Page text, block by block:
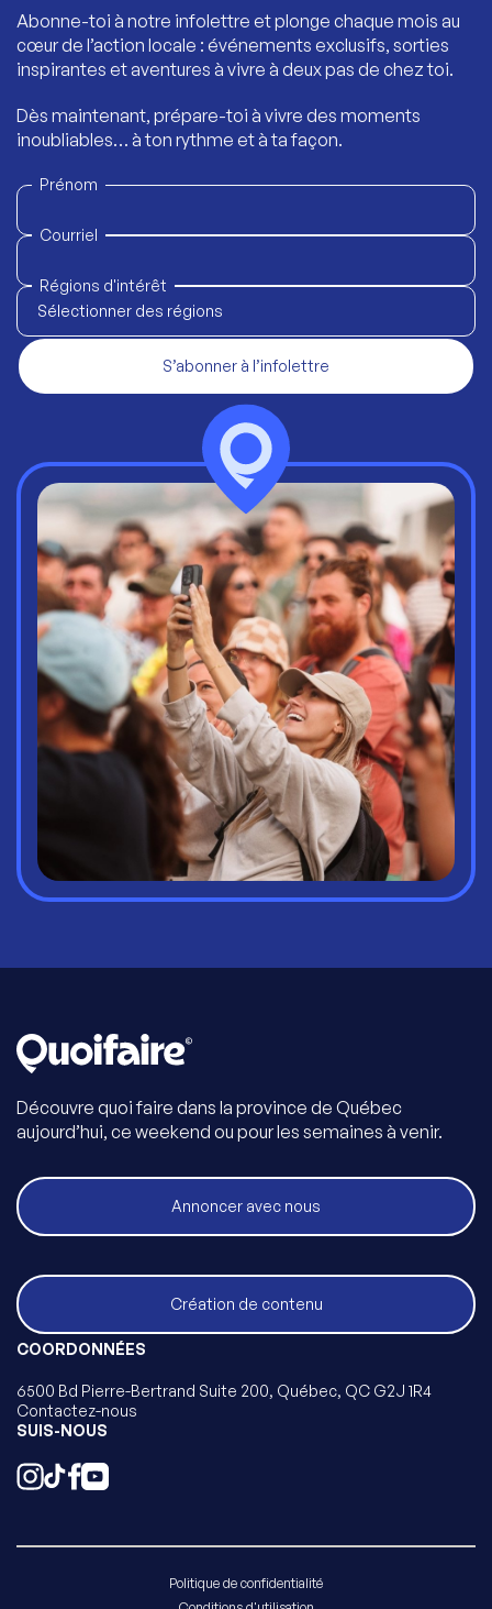
Abonne-toi à notre infolettre et plonge chaque mois au
cœur de l’action locale : événements exclusifs, sorties
inspirantes et aventures à vivre à deux pas de chez toi.
Dès maintenant, prépare-toi à vivre des moments
inoubliables… à ton rythme et à ta façon.
Prénom
Courriel
Régions d'intérêt
Sélectionner des régions
S’abonner à l’infolettre
Découvre quoi faire dans la province de Québec
aujourd’hui, ce weekend ou pour les semaines à venir.
Annoncer avec nous
Création de contenu
COORDONNÉES
6500 Bd Pierre-Bertrand Suite 200, Québec, QC G2J 1R4
Contactez-nous
SUIS-NOUS
Politique de confidentialité